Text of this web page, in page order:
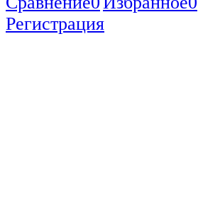
Регистрация